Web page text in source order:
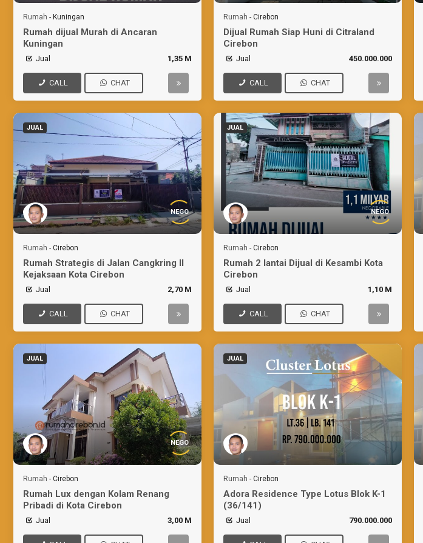
Rumah - Kuningan
Rumah dijual Murah di Ancaran
Kuningan
Jual 1,35 M
CALL CHAT
Rumah - Cirebon
Dijual Rumah Siap Huni di Citraland
Cirebon
Jual 450.000.000
CALL CHAT
JUAL
NEGO
Rumah - Cirebon
Rumah Strategis di Jalan Cangkring II
Kejaksaan Kota Cirebon
Jual 2,70 M
CALL CHAT
JUAL
NEGO
Rumah - Cirebon
Rumah 2 lantai Dijual di Kesambi Kota
Cirebon
Jual 1,10 M
CALL CHAT
JUAL
NEGO
Rumah - Cirebon
Rumah Lux dengan Kolam Renang
Pribadi di Kota Cirebon
Jual 3,00 M
JUAL
Rumah - Cirebon
Adora Residence Type Lotus Blok K-1
(36/141)
Jual 790.000.000